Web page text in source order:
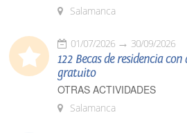
Salamanca
01/07/2026 30/09/2026
122 Becas de residencia
gratuito
OTRAS ACTIVIDADES
Salamanca